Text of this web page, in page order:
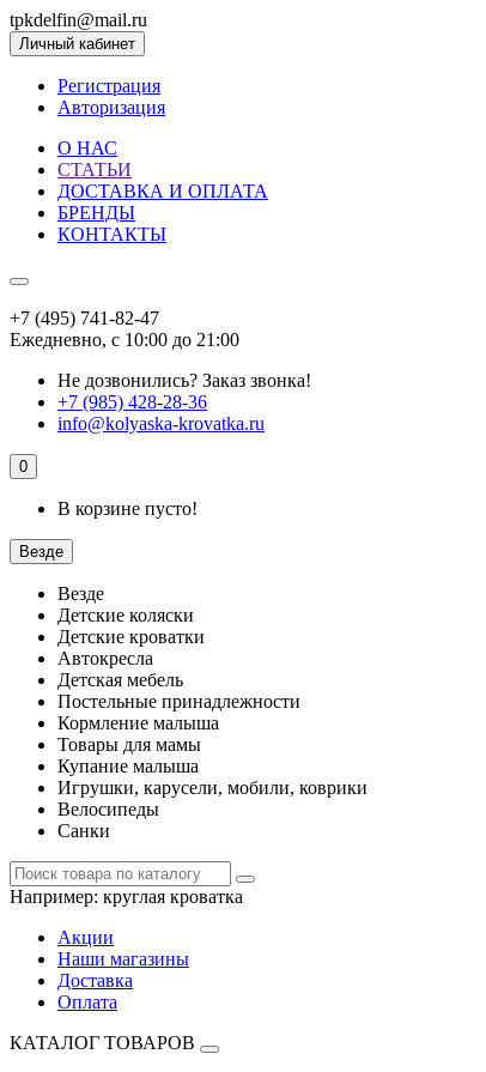
tpkdelfin@mail.ru
Личный кабинет
Регистрация
Авторизация
О НАС
СТАТЬИ
ДОСТАВКА И ОПЛАТА
БРЕНДЫ
КОНТАКТЫ
+7 (495) 741-82-47
Ежедневно, с 10:00 до 21:00
Не дозвонились? Заказ звонка!
+7 (985) 428-28-36
info@kolyaska-krovatka.ru
0
В корзине пусто!
Везде
Везде
Детские коляски
Детские кроватки
Автокресла
Детская мебель
Постельные принадлежности
Кормление малыша
Товары для мамы
Купание малыша
Игрушки, карусели, мобили, коврики
Велосипеды
Санки
Например: круглая кроватка
Акции
Наши магазины
Доставка
Оплата
КАТАЛОГ ТОВАРОВ